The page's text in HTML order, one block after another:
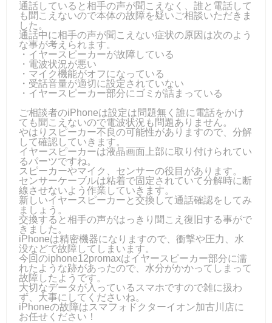
通話していると相手の声が聞こえなく、誰と電話して
も聞こえないので本体の故障を疑いご相談いただきま
した。
通話中に相手の声が聞こえない症状の原因は次のよう
な事が考えられます。
・イヤースピーカーが故障している
・電波状況が悪い
・マイク機能がオフになっている
・受話音量が適切に設定されていない
・イヤースピーカー部分にゴミが詰まっている
ご相談者のiPhoneは設定は問題無く誰に電話をかけ
ても聞こえないので電波状況も問題ありません。
やはりスピーカー不良の可能性がありますので、分解
して確認していきます。
イヤースピーカーは液晶画面上部に取り付けられてい
るパーツですね。
スピーカーやマイク、センサーの役目があります。
センサーケーブルは粘着で固定されていて分解時に断
線させないよう作業していきます。
新しいイヤースピーカーと交換して通話確認をしてみ
ましょう。
交換すると相手の声がはっきり聞こえ復旧する事がで
きました。
iPhoneは精密機器になりますので、衝撃や圧力、水
没などで故障してしまいます。
今回のiphone12promaxはイヤースピーカー部分に濡
れたような跡があったので、水分がかかってしまって
故障したようです。
大切なデータが入っているスマホですので雑に扱わ
ず、大事にしてくださいね。
iPhoneの故障はスマフォドクターイオン加古川店に
お任せください！